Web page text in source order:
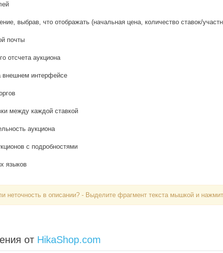
выбрав, что отображать (начальная цена, количество ставок/
почты
отсчета аукциона
внешнем интерфейсе
между каждой ставкой
аукциона
с подробностями
языков
неточность в описании? - Выделите фрагмент текста мышкой и
от HikaShop.com